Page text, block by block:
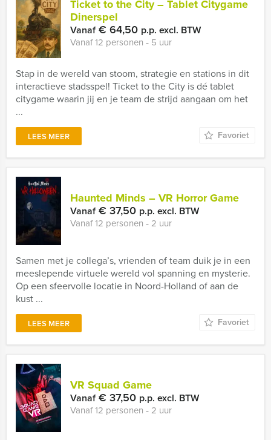
Ticket to the City – Tablet Citygame
Dinerspel
Vanaf€ 64,50 p.p. excl. BTW
Vanaf 12 personen ‐ 5 uur
Stap in de wereld van stoom, strategie en stations in dit
interactieve stadsspel! Ticket to the City is dé tablet
citygame waarin jij en je team de strijd aangaan om het
...
LEES MEER Favoriet
Haunted Minds – VR Horror Game
Vanaf€ 37,50 p.p. excl. BTW
Vanaf 12 personen ‐ 2 uur
Samen met je collega’s, vrienden of team duik je in een
meeslepende virtuele wereld vol spanning en mysterie.
Op een sfeervolle locatie in Noord-Holland of aan de
kust ...
LEES MEER Favoriet
VR Squad Game
Vanaf€ 37,50 p.p. excl. BTW
Vanaf 12 personen ‐ 2 uur